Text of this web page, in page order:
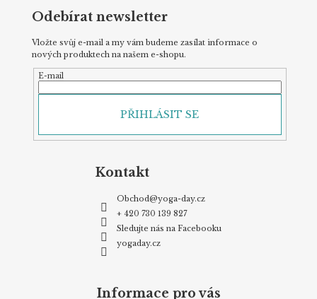
Odebírat newsletter
Vložte svůj e-mail a my vám budeme zasílat informace o
nových produktech na našem e-shopu.
E-mail
PŘIHLÁSIT SE
Kontakt
Obchod@yoga-day.cz
+ 420 730 139 827
Sledujte nás na Facebooku
yogaday.cz
Informace pro vás